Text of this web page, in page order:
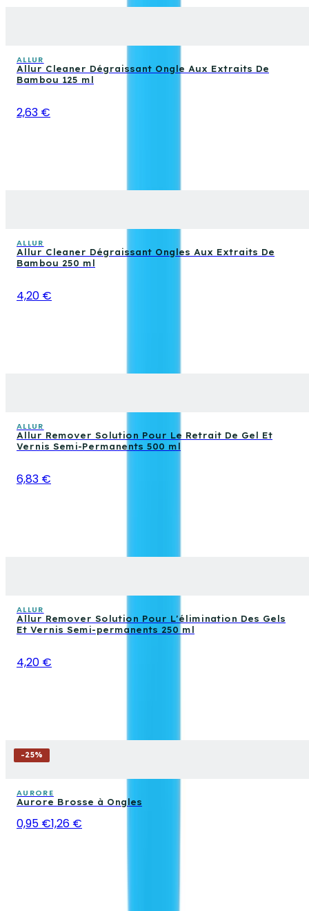
ALLUR
Allur Cleaner Dégraissant Ongle Aux Extraits De
Bambou 125 ml
2,63 €
ALLUR
Allur Cleaner Dégraissant Ongles Aux Extraits De
Bambou 250 ml
4,20 €
ALLUR
Allur Remover Solution Pour Le Retrait De Gel Et
Vernis Semi-Permanents 500 ml
6,83 €
ALLUR
Allur Remover Solution Pour L'élimination Des Gels
Et Vernis Semi-permanents 250 ml
4,20 €
-25%
AURORE
Aurore Brosse à Ongles
0,95 €1,26 €